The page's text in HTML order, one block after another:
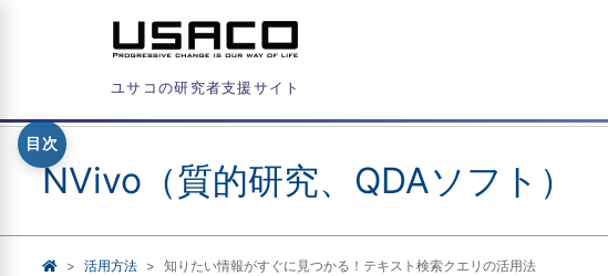
ユサコの研究者支援サイト
NVivo（質的研究、QDAソフト）
活用方法 知りたい情報がすぐに見つかる！テキスト検索クエリの活用法
目次